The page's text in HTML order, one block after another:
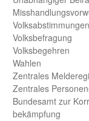
Volks­abstimmungen
Volks­befragung
Volks­begehren
Wahlen
Zentrales
Zentrales
Bundes­amt zur
bekämpfung